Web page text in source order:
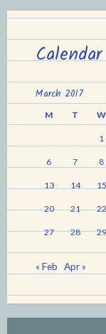
Calendar
March 2017
M T W
1
6 7 8
13 14 15
20 21 22
27 28 29
« Feb Apr »